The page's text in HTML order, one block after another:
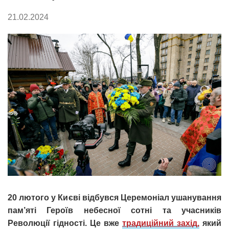
21.02.2024
20 лютого у Києві відбувся Церемоніал ушанування
пам’яті Героїв небесної сотні та учасників
Революції гідності. Це вже традиційний захід, який